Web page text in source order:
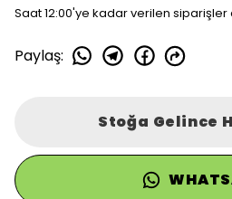
Saat 12:00'ye kadar verilen siparişler
Paylaş:
Stoğa Gelince